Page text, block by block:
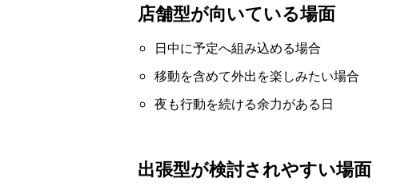
店舗型が向いている場面
日中に予定へ組み込める場合
移動を含めて外出を楽しみたい場合
夜も行動を続ける余力がある日
出張型が検討されやすい場面